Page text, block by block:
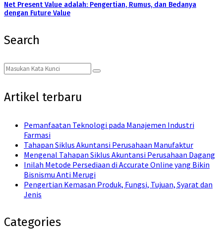
Net Present Value adalah: Pengertian, Rumus, dan Bedanya
dengan Future Value
Search
Search
for:
Search
Artikel terbaru
Pemanfaatan Teknologi pada Manajemen Industri
Farmasi
Tahapan Siklus Akuntansi Perusahaan Manufaktur
Mengenal Tahapan Siklus Akuntansi Perusahaan Dagang
Inilah Metode Persediaan di Accurate Online yang Bikin
Bisnismu Anti Merugi
Pengertian Kemasan Produk, Fungsi, Tujuan, Syarat dan
Jenis
Categories